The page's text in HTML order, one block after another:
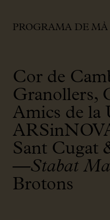
PROGRAMA DE MÀ
Cor de
Granollers,
Amics de la
Sant Cugat
—Stabat
Brotons